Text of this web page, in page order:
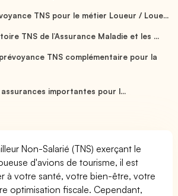
TNS pour le métier Loueur / Loue...
TNS de l’Assurance Maladie et les ...
TNS complémentaire pour la
importantes pour l...
Non-Salarié (TNS) exerçant le
d'avions de tourisme, il est
à votre santé, votre bien-être, votre
optimisation fiscale. Cependant,